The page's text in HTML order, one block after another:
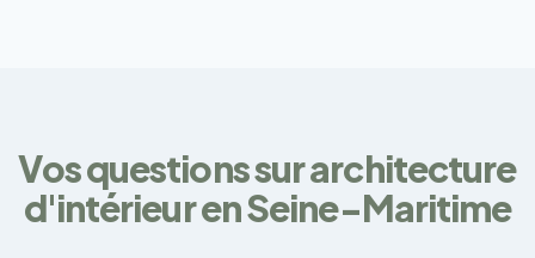
Vos questions sur architecture
d'intérieur en Seine-Maritime